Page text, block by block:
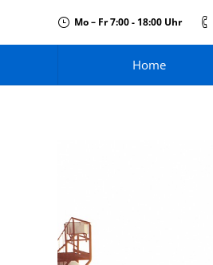
Mo – Fr 7:00 - 18:00 Uhr
Home